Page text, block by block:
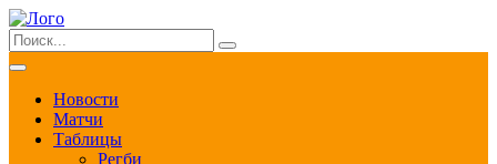
Новости
Матчи
Таблицы
Регби